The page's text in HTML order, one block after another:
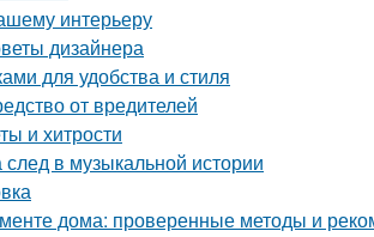
интерьеру
дизайнера
для удобства и стиля
от вредителей
и хитрости
в музыкальной истории
дома: проверенные методы и